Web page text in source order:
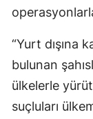
“Yurt dışına
bulunan
ülkelerle
suçluları